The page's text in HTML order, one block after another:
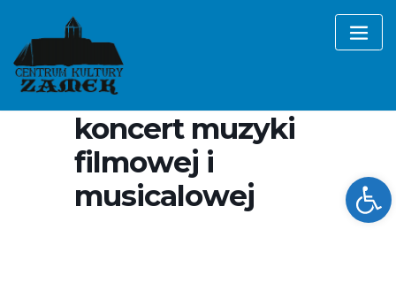
content
VII Festiwal
Henrykowski –
koncert muzyki
filmowej i
musicalowej